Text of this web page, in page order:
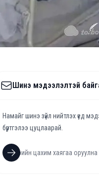
Шинэ мэдээлэлтэй
Намайг шинэ зүйл нийтлэх үед
бүртгэлээ цуцлаарай.